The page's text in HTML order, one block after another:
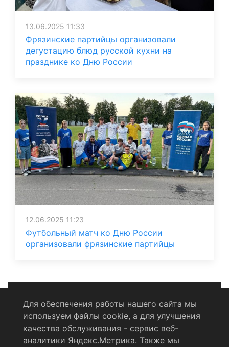
13.06.2025 11:33
Фрязинские партийцы организовали
дегустацию блюд русской кухни на
празднике ко Дню России
12.06.2025 11:23
Футбольный матч ко Дню России
организовали фрязинские партийцы
Политика конфиденциальности
Для обеспечения работы нашего сайта мы
используем файлы cookie, а для улучшения
качества обслуживания - сервис веб-
аналитики Яндекс.Метрика. Также мы